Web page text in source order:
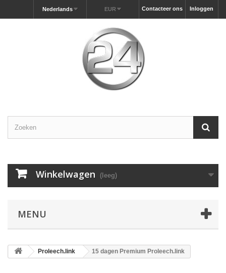
Inloggen
Contacteer ons
EUR
Nederlands
Winkelwagen (leeg)
MENU
Proleech.link 15 dagen Premium Proleech.link